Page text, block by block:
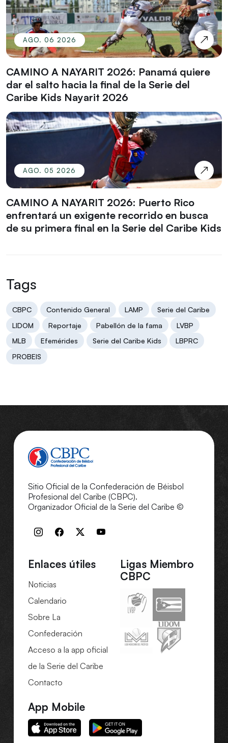
AGO. 06 2026
CAMINO A NAYARIT 2026: Panamá quiere
dar el salto hacia la final de la Serie del
Caribe Kids Nayarit 2026
AGO. 05 2026
CAMINO A NAYARIT 2026: Puerto Rico
enfrentará un exigente recorrido en busca
de su primera final en la Serie del Caribe Kids
Tags
CBPC Contenido General LAMP
Serie del Caribe
LIDOM
Reportaje Pabellón de la fama
LVBP
MLB
Efemérides Serie del Caribe Kids
LBPRC
PROBEIS
Sitio Oficial de la Confederación de Béisbol
Profesional del Caribe (CBPC).
Organizador Oficial de la Serie del Caribe ©
Enlaces útiles
Noticias
Calendario
Sobre La
Confederación
Acceso a la app oficial
de la Serie del Caribe
Contacto
Ligas Miembro
CBPC
App Mobile